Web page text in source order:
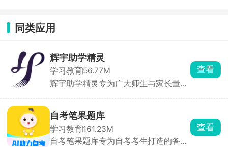
同类应用
辉宇助学精灵
学习教育56.77M
辉宇助学精灵专为广大师生与家长量身
消息推送及时高效，学业成绩、校园动
态一目了然。在这里，家长和老师能够
无障碍实时沟通，高效对接孩子的学习
问题。以科技连接家校，用陪伴助力成
查看
自考笔果题库
学习教育161.23M
自考笔果题库专为自考考生打造的备考
查看